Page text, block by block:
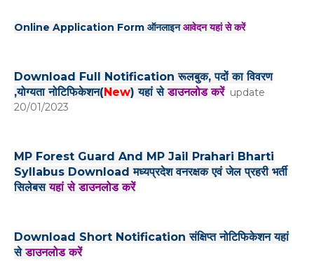
Online Application Form ऑनलाइनआवेदन यहां से करें
Download Full Notification रूलबुक, पदों का विवरण
,योग्यता नोटिफिकेशन(New) यहां सेडाउनलोड करेंupdate
20/01/2023
MP Forest Guard And MP Jail Prahari Bharti
Syllabus Download मध्यप्रदेश वनरक्षक एवं जेल प्रहरी भर्ती
सिलेबसयहां से डाउनलोड करें
Download Short Notification संक्षिप्त नोटिफिकेशन यहां
सेडाउनलोड करें